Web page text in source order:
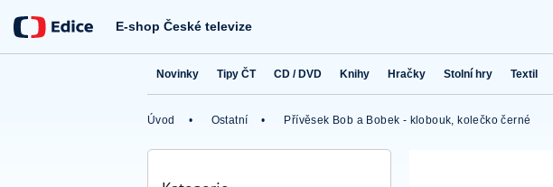
obsah
E-shop České televize
Novinky Tipy ČT CD / DVD Knihy Hračky Stolní hry Textil
Úvod Ostatní Přívěsek Bob a Bobek - klobouk, kolečko černé
P